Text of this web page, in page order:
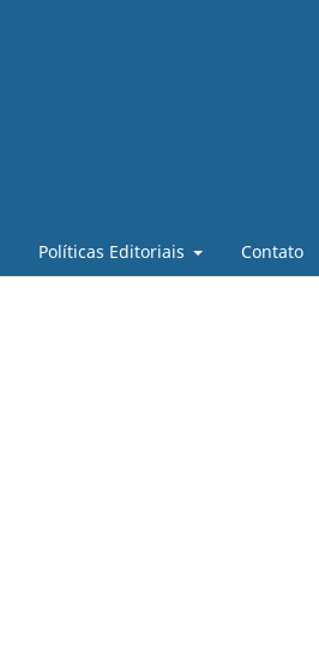
Políticas Editoriais Contato